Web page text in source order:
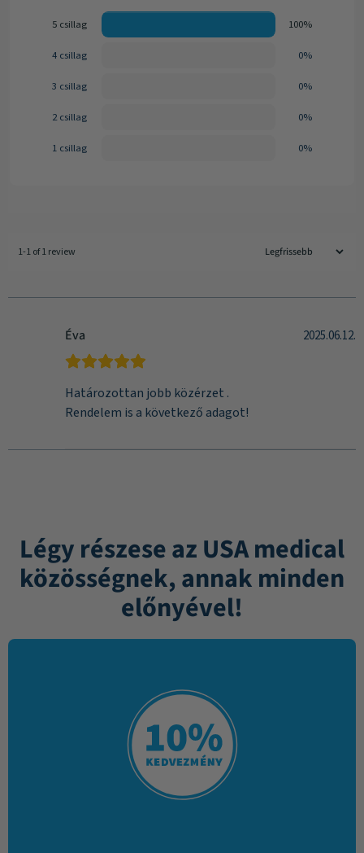
5 csillag 100%
4 csillag 0%
3 csillag 0%
2 csillag 0%
1 csillag 0%
1-1 of 1 review
Éva 2025.06.12.
Határozottan jobb közérzet .
Rendelem is a következő adagot!
Légy részese az USA medical
közösségnek, annak minden
előnyével!